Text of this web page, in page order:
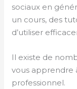
sociaux en
un cours, des
d’utiliser
Il existe de
vous apprendre
professionnel.